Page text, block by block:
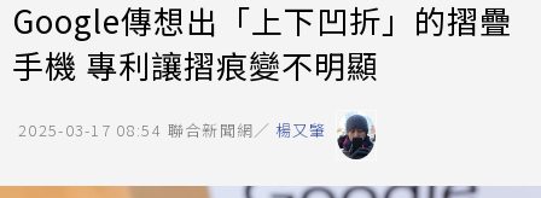
Google傳想出「上下凹折」的摺疊
手機 專利讓摺痕變不明顯
2025-03-17 08:54 聯合新聞網／ 楊又肇